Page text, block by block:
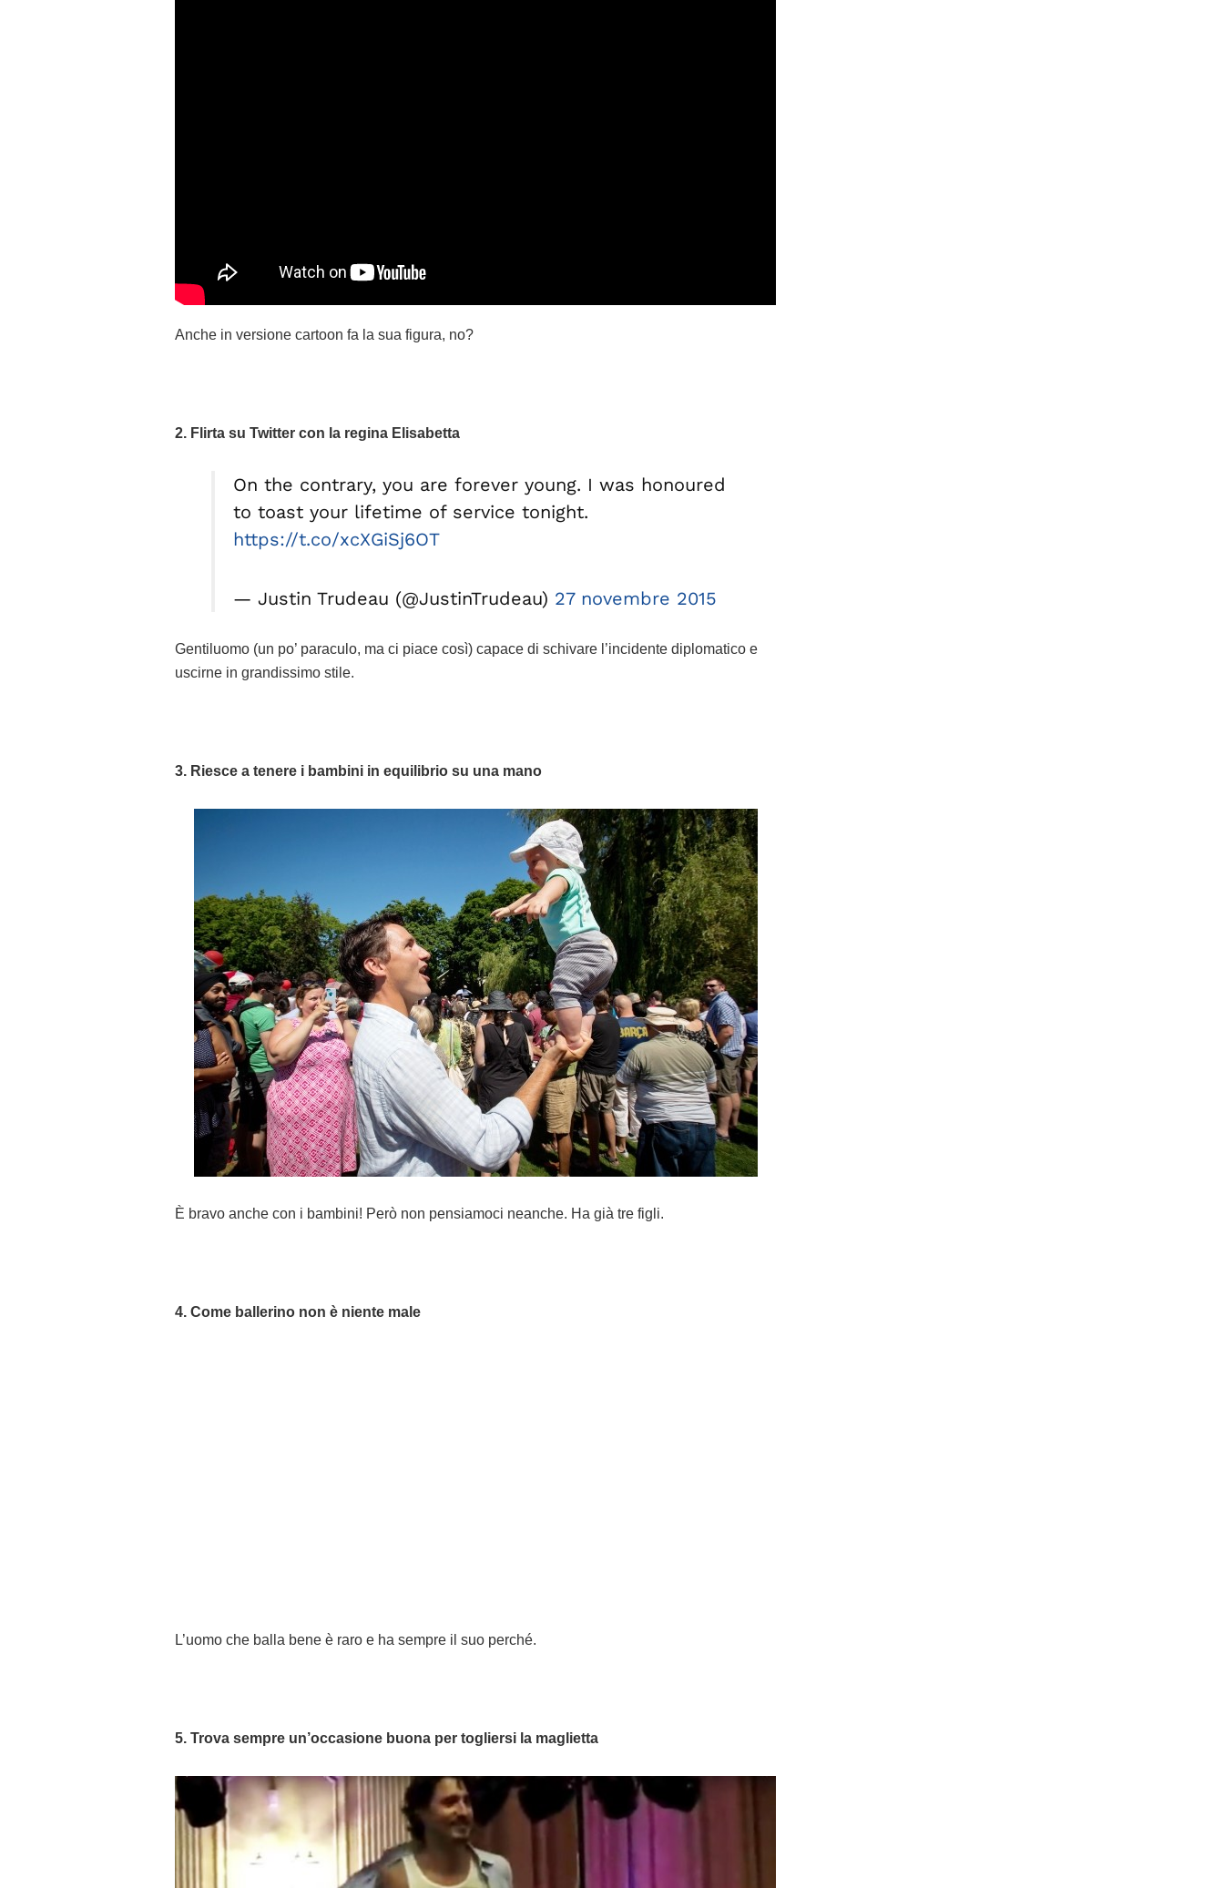
Anche in versione cartoon fa la sua figura, no?
2. Flirta su Twitter con la regina Elisabetta
On the contrary, you are forever young. I was honoured
to toast your lifetime of service tonight.
https://t.co/xcXGiSj6OT
— Justin Trudeau (@JustinTrudeau) 27 novembre 2015
Gentiluomo (un po’ paraculo, ma ci piace così) capace di schivare l’incidente diplomatico e
uscirne in grandissimo stile.
3. Riesce a tenere i bambini in equilibrio su una mano
È bravo anche con i bambini! Però non pensiamoci neanche. Ha già tre figli.
4. Come ballerino non è niente male
L’uomo che balla bene è raro e ha sempre il suo perché.
5. Trova sempre un’occasione buona per togliersi la maglietta